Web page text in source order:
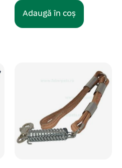
Adaugă în coș